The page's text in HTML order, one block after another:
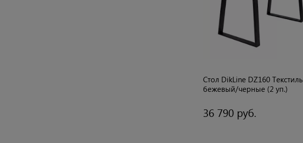
Стол DikLine DZ160 Текстиль
бежевый/черные (2 уп.)
36 790 руб.